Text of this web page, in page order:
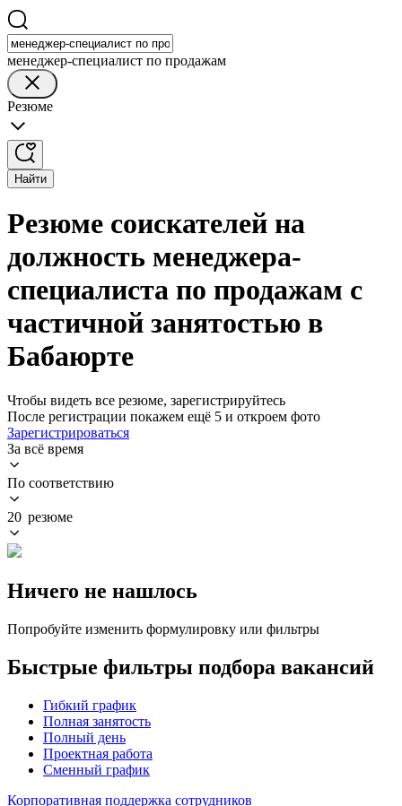
менеджер-специалист по продажам
Резюме
Найти
Резюме соискателей на
должность менеджера-
специалиста по продажам с
частичной занятостью в
Бабаюрте
Чтобы видеть все резюме, зарегистрируйтесь
После регистрации покажем ещё 5 и откроем фото
Зарегистрироваться
За всё время
По соответствию
20 резюме
Ничего не нашлось
Попробуйте изменить формулировку или фильтры
Быстрые фильтры подбора вакансий
Гибкий график
Полная занятость
Полный день
Проектная работа
Сменный график
Корпоративная поддержка сотрудников